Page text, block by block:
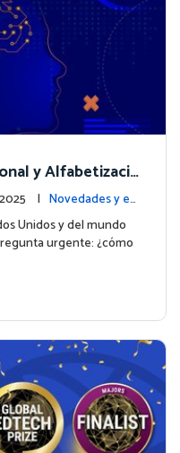
y Alfabetizaci
debe
2025 | Novedades y ev
Unidos y del mundo
urgente: ¿cómo